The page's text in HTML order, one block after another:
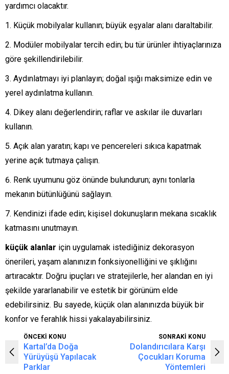
yardımcı olacaktır.
Küçük mobilyalar kullanın; büyük eşyalar alanı daraltabilir.
Modüler mobilyalar tercih edin; bu tür ürünler ihtiyaçlarınıza
göre şekillendirilebilir.
Aydınlatmayı iyi planlayın; doğal ışığı maksimize edin ve
yerel aydınlatma kullanın.
Dikey alanı değerlendirin; raflar ve askılar ile duvarları
kullanın.
Açık alan yaratın; kapı ve pencereleri sıkıca kapatmak
yerine açık tutmaya çalışın.
Renk uyumunu göz önünde bulundurun; aynı tonlarla
mekanın bütünlüğünü sağlayın.
Kendinizi ifade edin; kişisel dokunuşların mekana sıcaklık
katmasını unutmayın.
küçük alanlar için uygulamak istediğiniz dekorasyon
önerileri, yaşam alanınızın fonksiyonelliğini ve şıklığını
artıracaktır. Doğru ipuçları ve stratejilerle, her alandan en iyi
şekilde yararlanabilir ve estetik bir görünüm elde
edebilirsiniz. Bu sayede, küçük olan alanınızda büyük bir
konfor ve ferahlık hissi yakalayabilirsiniz.
ÖNCEKİ KONU
Kartal’da Doğa
Yürüyüşü Yapılacak
Parklar
SONRAKİ KONU
Dolandırıcılara Karşı
Çocukları Koruma
Yöntemleri